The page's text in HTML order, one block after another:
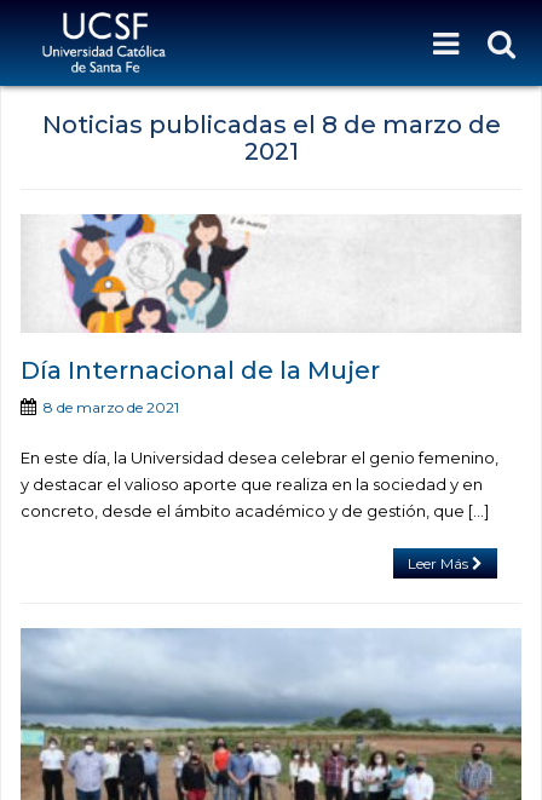
Noticias publicadas el 8 de marzo de
2021
Día Internacional de la Mujer
8 de marzo de 2021
En este día, la Universidad desea celebrar el genio femenino,
y destacar el valioso aporte que realiza en la sociedad y en
concreto, desde el ámbito académico y de gestión, que […]
Leer Más